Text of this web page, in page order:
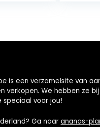
is een verzamelsite van
verkopen. We hebben ze
speciaal voor jou!
Ga naar ananas-